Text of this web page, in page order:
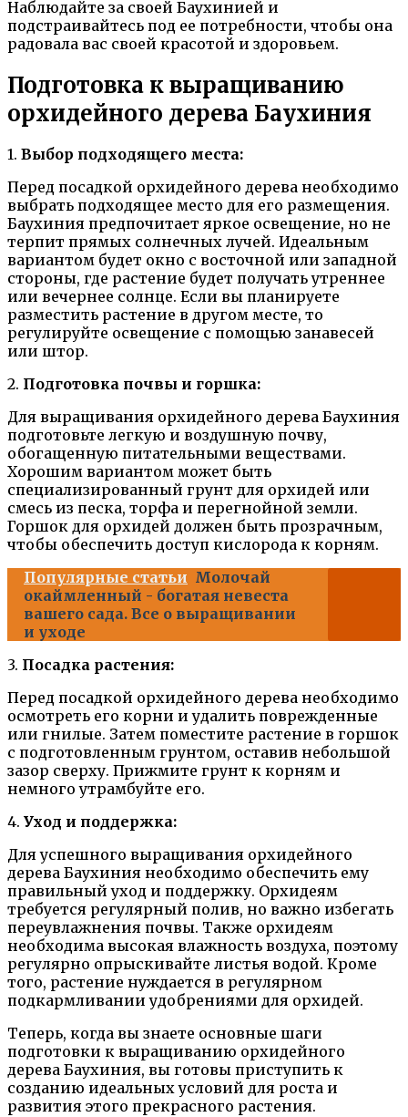
Наблюдайте за своей Баухинией и
подстраивайтесь под ее потребности, чтобы она
радовала вас своей красотой и здоровьем.
Подготовка к выращиванию
орхидейного дерева Баухиния
1. Выбор подходящего места:
Перед посадкой орхидейного дерева необходимо
выбрать подходящее место для его размещения.
Баухиния предпочитает яркое освещение, но не
терпит прямых солнечных лучей. Идеальным
вариантом будет окно с восточной или западной
стороны, где растение будет получать утреннее
или вечернее солнце. Если вы планируете
разместить растение в другом месте, то
регулируйте освещение с помощью занавесей
или штор.
2. Подготовка почвы и горшка:
Для выращивания орхидейного дерева Баухиния
подготовьте легкую и воздушную почву,
обогащенную питательными веществами.
Хорошим вариантом может быть
специализированный грунт для орхидей или
смесь из песка, торфа и перегнойной земли.
Горшок для орхидей должен быть прозрачным,
чтобы обеспечить доступ кислорода к корням.
Популярные статьи Молочай
окаймленный - богатая невеста
вашего сада. Все о выращивании
и уходе
3. Посадка растения:
Перед посадкой орхидейного дерева необходимо
осмотреть его корни и удалить поврежденные
или гнилые. Затем поместите растение в горшок
с подготовленным грунтом, оставив небольшой
зазор сверху. Прижмите грунт к корням и
немного утрамбуйте его.
4. Уход и поддержка:
Для успешного выращивания орхидейного
дерева Баухиния необходимо обеспечить ему
правильный уход и поддержку. Орхидеям
требуется регулярный полив, но важно избегать
переувлажнения почвы. Также орхидеям
необходима высокая влажность воздуха, поэтому
регулярно опрыскивайте листья водой. Кроме
того, растение нуждается в регулярном
подкармливании удобрениями для орхидей.
Теперь, когда вы знаете основные шаги
подготовки к выращиванию орхидейного
дерева Баухиния, вы готовы приступить к
созданию идеальных условий для роста и
развития этого прекрасного растения.